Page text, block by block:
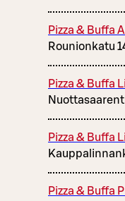
Pizza & Buffa
Rounionkatu
Pizza & Buffa
Pizza & Buffa
Pizza & Buffa